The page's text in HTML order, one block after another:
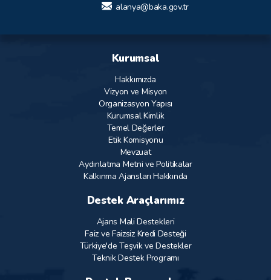
alanya@baka.gov.tr
Kurumsal
Hakkımızda
Vizyon ve Misyon
Organizasyon Yapısı
Kurumsal Kimlik
Temel Değerler
Etik Komisyonu
Mevzuat
Aydınlatma Metni ve Politikalar
Kalkınma Ajansları Hakkında
Destek Araçlarımız
Ajans Mali Destekleri
Faiz ve Faizsiz Kredi Desteği
Türkiye'de Teşvik ve Destekler
Teknik Destek Programı